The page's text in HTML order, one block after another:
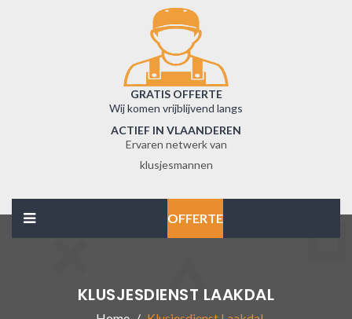
GRATIS OFFERTE
Wij komen vrijblijvend langs
ACTIEF IN VLAANDEREN
Ervaren netwerk van
klusjesmannen
OFFERTE
KLUSJESDIENST LAAKDAL